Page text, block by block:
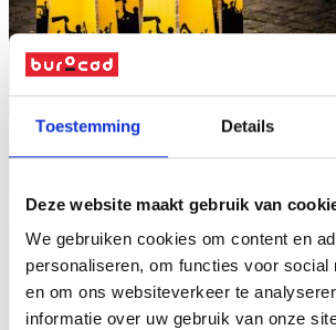
Toestemming Details
Deze website maakt gebruik van
We gebruiken cookies om content en
personaliseren, om functies voor social
en om ons websiteverkeer te
informatie over uw gebruik van onze